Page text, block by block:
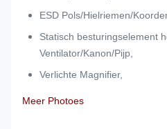
ESD Pols/Hielriemen/
Statisch besturingselement
Ventilator/Kanon/Pijp,
Verlichte Magnifier,
Meer Photoes